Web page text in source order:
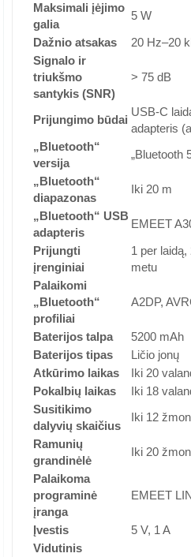
Maksimali įėjimo
galia
5 W
Dažnio atsakas
20 Hz–20
Signalo ir
triukšmo
santykis (SNR)
> 75 dB
Prijungimo būdai
USB-C
adapteris
„Bluetooth“
versija
„Bluetooth
„Bluetooth“
diapazonas
Iki 20 m
„Bluetooth“ USB
adapteris
EMEET
Prijungti
įrenginiai
1 per laidą,
metu
Palaikomi
„Bluetooth“
profiliai
A2DP,
Baterijos talpa
5200 mAh
Baterijos tipas
Ličio jonų
Atkūrimo laikas
Iki 20
Pokalbių laikas
Iki 18
Susitikimo
dalyvių skaičius
Iki 12
Ramunių
grandinėlė
Iki 20
Palaikoma
programinė
įranga
EMEET
Įvestis
5 V, 1 A
Vidutinis